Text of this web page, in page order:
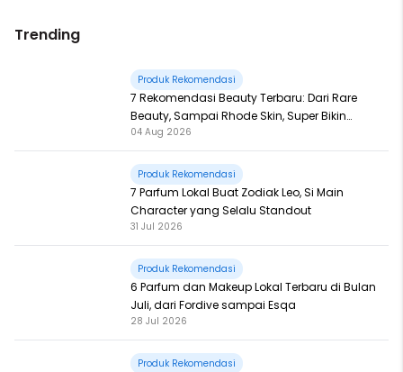
Trending
Produk Rekomendasi
7 Rekomendasi Beauty Terbaru: Dari Rare
Beauty, Sampai Rhode Skin, Super Bikin
Fomo
04 Aug 2026
Produk Rekomendasi
7 Parfum Lokal Buat Zodiak Leo, Si Main
Character yang Selalu Standout
31 Jul 2026
Produk Rekomendasi
6 Parfum dan Makeup Lokal Terbaru di Bulan
Juli, dari Fordive sampai Esqa
28 Jul 2026
Produk Rekomendasi